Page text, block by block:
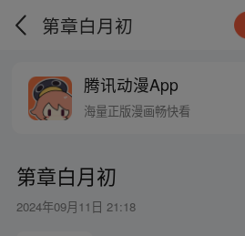
第章白月初
腾讯动漫App
海量正版漫画畅快看
第章白月初
2024年09月11日 21:18